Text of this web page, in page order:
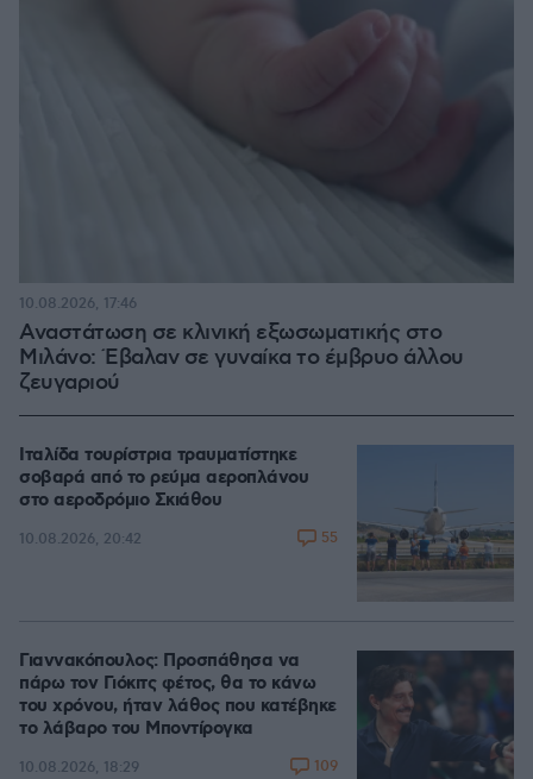
Αναστάτωση σε κλινική εξωσωματικής στο
Μιλάνο: Έβαλαν σε γυναίκα το έμβρυο άλλου
ζευγαριού
10.08.2026, 17:46
Ιταλίδα τουρίστρια τραυματίστηκε
σοβαρά από το ρεύμα αεροπλάνου
στο αεροδρόμιο Σκιάθου
10.08.2026, 20:42 55
Γιαννακόπουλος: Προσπάθησα να
πάρω τον Γιόκιτς φέτος, θα το κάνω
του χρόνου, ήταν λάθος που κατέβηκε
το λάβαρο του Μποντίρογκα
10.08.2026, 18:29 109